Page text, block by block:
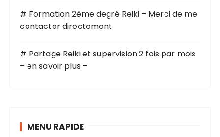
# Formation 2ème degré Reiki – Merci de me
contacter directement
# Partage Reiki et supervision 2 fois par mois
– en savoir plus –
MENU RAPIDE